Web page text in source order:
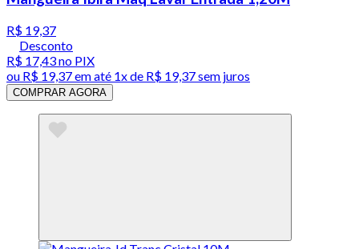
R$ 19,37
Desconto
R$ 17,43no PIX
ou R$ 19,37em até 1x de R$ 19,37sem juros
COMPRAR AGORA